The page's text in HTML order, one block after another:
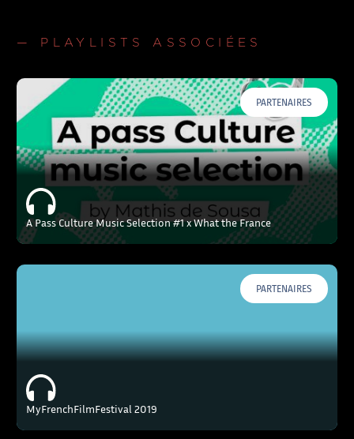
— PLAYLISTS ASSOCIÉES
PARTENAIRES
A Pass Culture Music Selection #1 x What the France
PARTENAIRES
MyFrenchFilmFestival 2019